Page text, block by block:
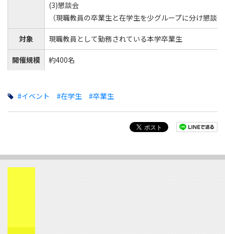
(3)懇談会
（現職教員の卒業生と在学生を少グループに分け懇談
対象 現職教員として勤務されている本学卒業生
開催規模 約400名
#イベント #在学生 #卒業生